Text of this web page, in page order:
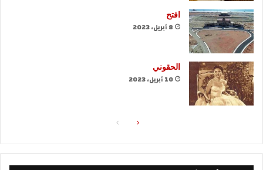
افتح
8 أبريل، 2023
الحقوني
10 أبريل، 2023
الصفحةالصفحة